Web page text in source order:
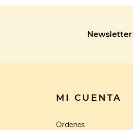
Newsletter
MI CUENTA
Órdenes